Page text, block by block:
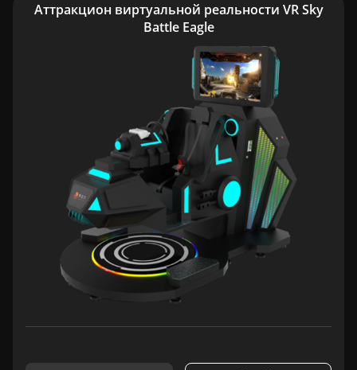
Аттракцион виртуальной реальности VR Sky
Battle Eagle